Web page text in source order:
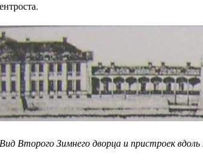
Вид Второго Зимнего дворца и пристроек вдоль